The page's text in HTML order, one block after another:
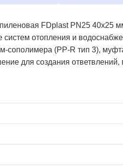
FDplast PN25 40x25
отопления и
сополимера (PP-R тип 3),
для создания